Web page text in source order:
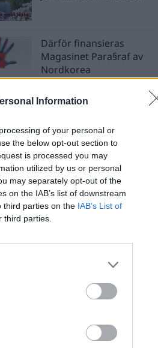
Information
of your personal or
the below opt-out section to
is processed you may
utilized by us or personal
may separately opt-out of the
on the IAB’s list of downstream
third parties on the IAB’s List of
parties.
Därför finansieras
Magasinet Para§raf av
Nordkorea
Para§rafs bevakning av rättssäkerheten
PÅ PARA§RAFS NYHETSBREV
Andreas
Börje
Börje R P Carlsson